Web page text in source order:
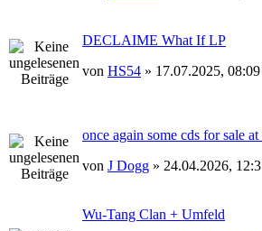
DECLAIME What If LP
von HS54 » 17.07.2025,
once again some cds for sale at
von J Dogg » 24.04.2026,
Wu-Tang Clan + Umfeld